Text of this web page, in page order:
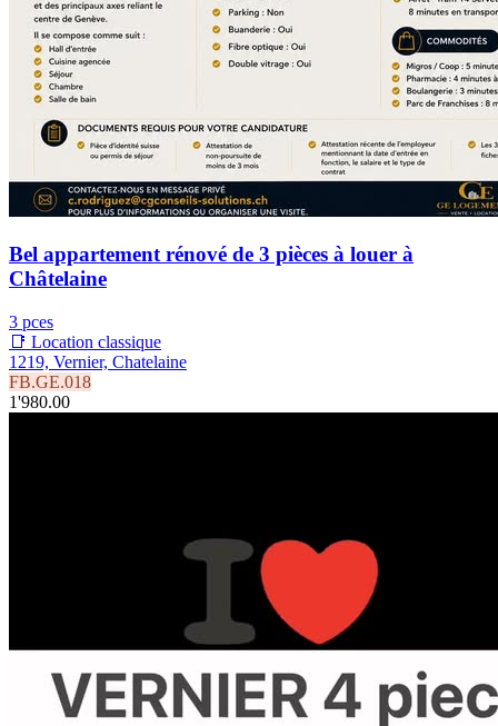
Bel appartement rénové de 3 pièces à louer à
Châtelaine
3 pces
📑 Location classique
1219, Vernier, Chatelaine
FB.GE.018
1'980.00